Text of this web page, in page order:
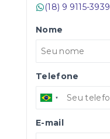
(18) 9 9115-3939
Nome
Telefone
E-mail